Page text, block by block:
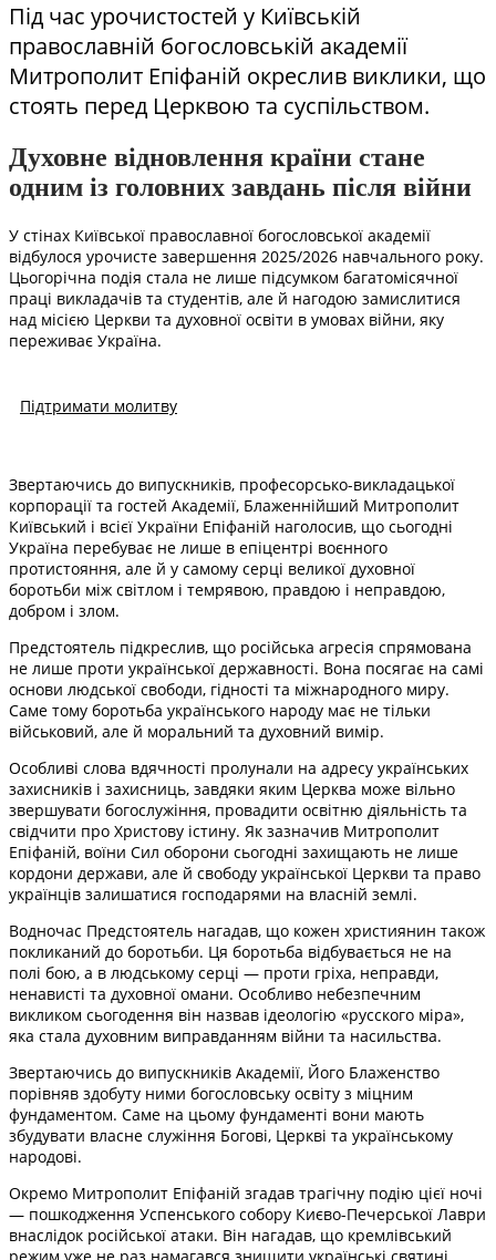
Під час урочистостей у Київській
православній богословській академії
Митрополит Епіфаній окреслив виклики, що
стоять перед Церквою та суспільством.
Духовне відновлення країни стане
одним із головних завдань після війни
У стінах Київської православної богословської академії
відбулося урочисте завершення 2025/2026 навчального року.
Цьогорічна подія стала не лише підсумком багатомісячної
праці викладачів та студентів, але й нагодою замислитися
над місією Церкви та духовної освіти в умовах війни, яку
переживає Україна.
Підтримати молитву
Звертаючись до випускників, професорсько-викладацької
корпорації та гостей Академії, Блаженнійший Митрополит
Київський і всієї України Епіфаній наголосив, що сьогодні
Україна перебуває не лише в епіцентрі воєнного
протистояння, але й у самому серці великої духовної
боротьби між світлом і темрявою, правдою і неправдою,
добром і злом.
Предстоятель підкреслив, що російська агресія спрямована
не лише проти української державності. Вона посягає на самі
основи людської свободи, гідності та міжнародного миру.
Саме тому боротьба українського народу має не тільки
військовий, але й моральний та духовний вимір.
Особливі слова вдячності пролунали на адресу українських
захисників і захисниць, завдяки яким Церква може вільно
звершувати богослужіння, провадити освітню діяльність та
свідчити про Христову істину. Як зазначив Митрополит
Епіфаній, воїни Сил оборони сьогодні захищають не лише
кордони держави, але й свободу української Церкви та право
українців залишатися господарями на власній землі.
Водночас Предстоятель нагадав, що кожен християнин також
покликаний до боротьби. Ця боротьба відбувається не на
полі бою, а в людському серці — проти гріха, неправди,
ненависті та духовної омани. Особливо небезпечним
викликом сьогодення він назвав ідеологію «русского міра»,
яка стала духовним виправданням війни та насильства.
Звертаючись до випускників Академії, Його Блаженство
порівняв здобуту ними богословську освіту з міцним
фундаментом. Саме на цьому фундаменті вони мають
збудувати власне служіння Богові, Церкві та українському
народові.
Окремо Митрополит Епіфаній згадав трагічну подію цієї ночі
— пошкодження Успенського собору Києво-Печерської Лаври
внаслідок російської атаки. Він нагадав, що кремлівський
режим уже не раз намагався знищити українські святині,